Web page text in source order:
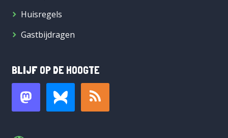
Huisregels
Gastbijdragen
BLIJF OP DE HOOGTE